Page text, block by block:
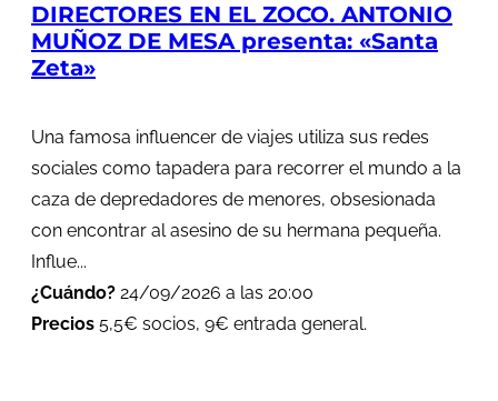
DIRECTORES EN EL ZOCO. ANTONIO
MUÑOZ DE MESA presenta: «Santa
Zeta»
Una famosa influencer de viajes utiliza sus redes
sociales como tapadera para recorrer el mundo a la
caza de depredadores de menores, obsesionada
con encontrar al asesino de su hermana pequeña.
Influe...
¿Cuándo? 24/09/2026 a las 20:00
Precios 5,5€ socios, 9€ entrada general.